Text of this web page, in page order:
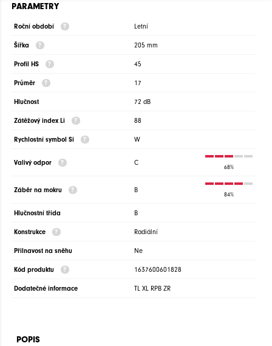
PARAMETRY
Roční období Letní
Šířka 205 mm
Profil HS 45
Průměr 17
Hlučnost 72 dB
Zátěžový index Li 88
Rychlostní symbol Si W
Valivý odpor C
68%
Záběr na mokru B
84%
Hlučnostní třída B
Konstrukce Radiální
Přilnavost na sněhu Ne
Kód produktu 1637600601828
Dodatečné informace TL XL RPB ZR
POPIS